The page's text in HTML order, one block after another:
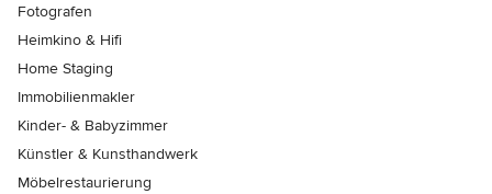
Fotografen
Heimkino & Hifi
Home Staging
Immobilienmakler
Kinder- & Babyzimmer
Künstler & Kunsthandwerk
Möbelrestaurierung